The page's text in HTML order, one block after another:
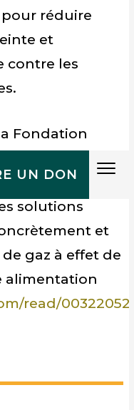
UN DON
réduire
et
contre les
Fondation
solutions et
de concilier
solutions
et
gaz à effet de
alimentation
read/